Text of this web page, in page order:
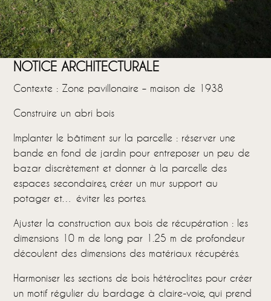
NOTICE ARCHITECTURALE
Contexte : Zone pavillonaire – maison de 1938
Construire un abri bois
Implanter le bâtiment sur la parcelle : réserver une
bande en fond de jardin pour entreposer un peu de
bazar discrètement et donner à la parcelle des
espaces secondaires, créer un mur support au
potager et… éviter les portes.
Ajuster la construction aux bois de récupération : les
dimensions 10 m de long par 1.25 m de profondeur
découlent des dimensions des matériaux récupérés.
Harmoniser les sections de bois hétéroclites pour créer
un motif régulier du bardage à claire-voie, qui prend